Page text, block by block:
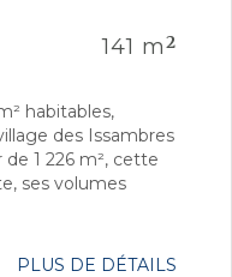
141 m2
habitables,
des Issambres
1 226 m², cette
ses volumes
PLUS DE DÉTAILS